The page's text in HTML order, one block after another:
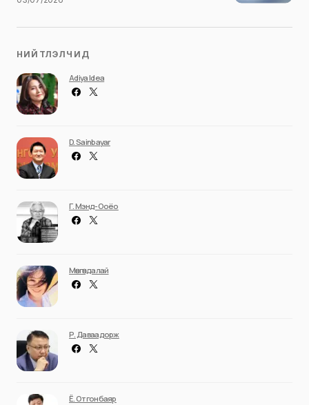
НИЙТЛЭЛЧИД
Adiya Idea
D. Sainbayar
Г. Мэнд-Ооёо
Мөнгөндалай
Р. Даваадорж
Ё. Отгонбаяр